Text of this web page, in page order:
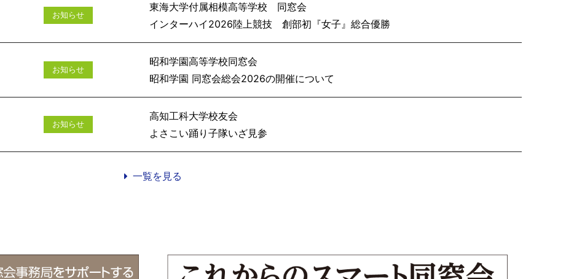
お知らせ
東海大学付属相模高等学校 同窓会
インターハイ2026陸上競技 創部初『女子』総合優勝
お知らせ
昭和学園高等学校同窓会
昭和学園 同窓会総会2026の開催について
お知らせ
高知工科大学校友会
よさこい踊り子隊いざ見参
一覧を見る